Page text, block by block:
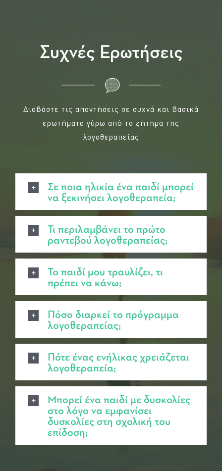
Συχνές Ερωτήσεις
Διαβάστε τις απαντήσεις σε συχνά και βασικά
ερωτήματα γύρω από το ζήτημα της
λογοθεραπείας
Σε ποια ηλικία ένα παιδί μπορεί
να ξεκινήσει λογοθεραπεία;
Τι περιλαμβάνει το πρώτο
ραντεβού λογοθεραπείας;
Το παιδί μου τραυλίζει, τι
πρέπει να κάνω;
Πόσο διαρκεί το πρόγραμμα
λογοθεραπείας;
Πότε ένας ενήλικας χρειάζεται
λογοθεραπεία;
Μπορεί ένα παιδί με δυσκολίες
στο λόγο να εμφανίσει
δυσκολίες στη σχολική του
επίδοση;